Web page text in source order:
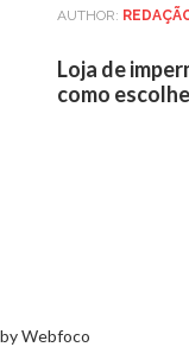
AUTHOR:
Loja de
como
Webfoco